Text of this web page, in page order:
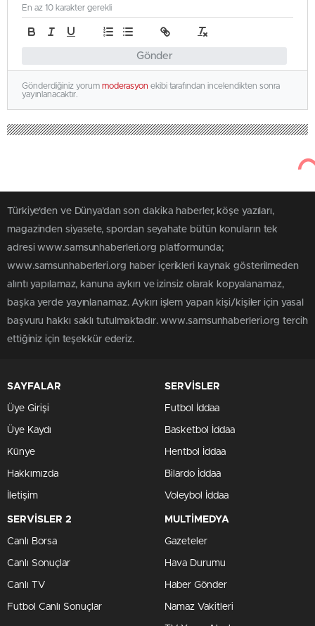
Gönder
En az 10 karakter gerekli
Gönderdiğiniz yorum moderasyon ekibi tarafından incelendikten sonra
yayınlanacaktır.
Türkiye'den ve Dünya’dan son dakika haberler, köşe yazıları,
magazinden siyasete, spordan seyahate bütün konuların tek
adresi www.samsunhaberleri.org platformunda;
www.samsunhaberleri.org haber içerikleri kaynak gösterilmeden
alıntı yapılamaz, kanuna aykırı ve izinsiz olarak kopyalanamaz,
başka yerde yayınlanamaz. Aykırı işlem yapan kişi/kişiler için yasal
başvuru hakkı saklı tutulmaktadır. www.samsunhaberleri.org tercih
ettiğiniz için teşekkür ederiz.
SAYFALAR
Üye Girişi
Üye Kaydı
Künye
Hakkımızda
İletişim
SERVİSLER
Futbol İddaa
Basketbol İddaa
Hentbol İddaa
Bilardo İddaa
Voleybol İddaa
SERVİSLER 2
Canlı Borsa
Canlı Sonuçlar
Canlı TV
Futbol Canlı Sonuçlar
MULTİMEDYA
Gazeteler
Hava Durumu
Haber Gönder
Namaz Vakitleri